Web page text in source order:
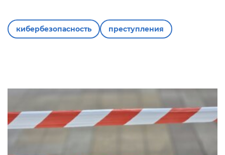
кибербезопасность преступления